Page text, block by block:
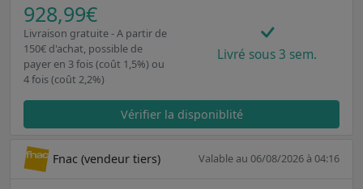
928,99€
Livraison gratuite - A partir de
150€ d'achat, possible de
payer en 3 fois (coût 1,5%) ou
4 fois (coût 2,2%)
Livré sous 3 sem.
Vérifier la disponiblité
Fnac (vendeur tiers) Valable au 06/08/2026 à 04:16